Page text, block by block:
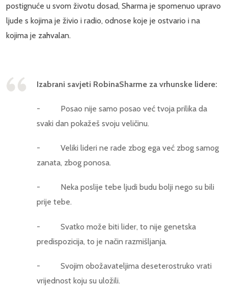
postignuće u svom životu dosad, Sharma je spomenuo upravo
ljude s kojima je živio i radio, odnose koje je ostvario i na
kojima je zahvalan.
Izabrani savjeti RobinaSharme za vrhunske lidere:
- Posao nije samo posao već tvoja prilika da
svaki dan pokažeš svoju veličinu.
- Veliki lideri ne rade zbog ega već zbog samog
zanata, zbog ponosa.
- Neka poslije tebe ljudi budu bolji nego su bili
prije tebe.
- Svatko može biti lider, to nije genetska
predispozicija, to je način razmišljanja.
- Svojim obožavateljima deseterostruko vrati
vrijednost koju su uložili.